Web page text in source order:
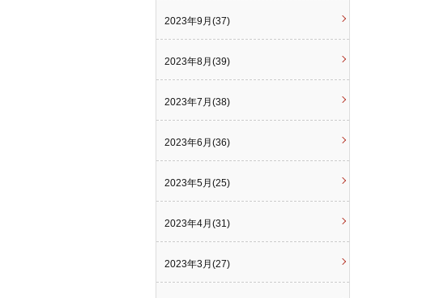
2023年9月(37)
2023年8月(39)
2023年7月(38)
2023年6月(36)
2023年5月(25)
2023年4月(31)
2023年3月(27)